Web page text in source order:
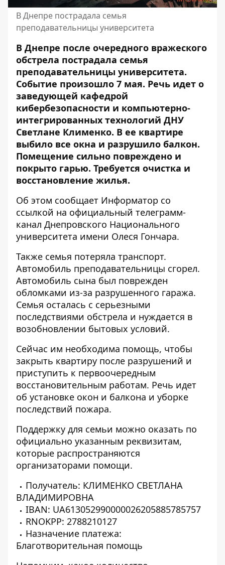
В Днепре пострадала семья
преподавательницы университета
В Днепре после очередного вражеского
обстрела пострадала семья
преподавательницы университета.
Событие произошло 7 мая. Речь идет о
заведующей кафедрой
кибербезопасности и компьютерно-
интегрированных технологий ДНУ
Светлане Клименко. В ее квартире
выбило все окна и разрушило балкон.
Помещение сильно повреждено и
покрыто гарью. Требуется очистка и
восстановление жилья.
Об этом сообщает Информатор со
ссылкой на официальный телеграмм-
канал Днепровского Национального
университета имени Олеся Гончара.
Также семья потеряла транспорт.
Автомобиль преподавательницы сгорел.
Автомобиль сына был поврежден
обломками из-за разрушенного гаража.
Семья осталась с серьезными
последствиями обстрела и нуждается в
возобновлении бытовых условий.
Сейчас им необходима помощь, чтобы
закрыть квартиру после разрушений и
приступить к первоочередным
восстановительным работам. Речь идет
об установке окон и балкона и уборке
последствий пожара.
Поддержку для семьи можно оказать по
официально указанным реквизитам,
которые распространяются
организаторами помощи.
Получатель: КЛИМЕНКО СВЕТЛАНА
ВЛАДИМИРОВНА
IBAN: UA613052990000026205885785757
RNOKPP: 2788210127
Назначение платежа:
Благотворительная помощь